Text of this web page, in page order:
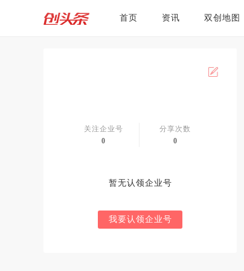
首页 资讯 双创地图
关注企业号
0
分享次数
0
暂无认领企业号
我要认领企业号